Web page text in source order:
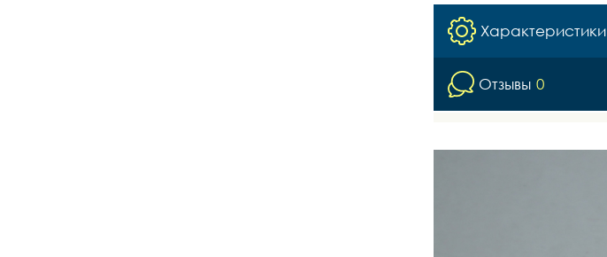
Характеристики
Отзывы 0